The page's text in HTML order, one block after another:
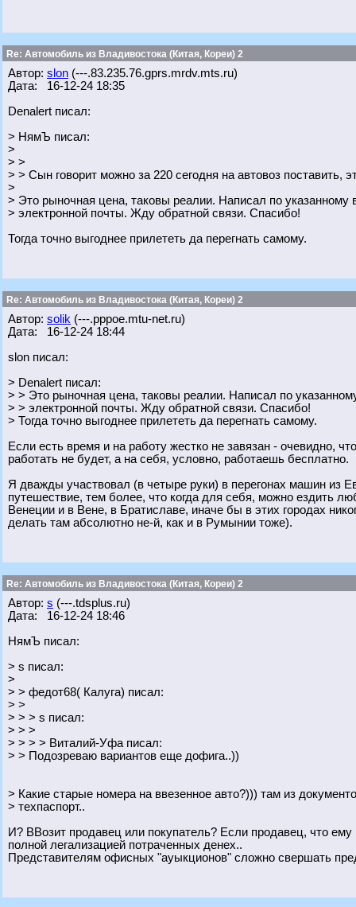
Re: Автомобиль из Владивостока (Китая, Кореи) 2
Автор: slon (---.83.235.76.gprs.mrdv.mts.ru)
Дата: 16-12-24 18:35
Denalert писал:
> НямЪ писал:
>
> >
> > Сын говорит можно за 220 сегодня на автовоз поставить,
>
> Это рыночная цена, таковы реалии. Написал по указанному
> электронной почты. Жду обратной связи. Спасибо!
Тогда точно выгоднее прилететь да перегнать самому.
Re: Автомобиль из Владивостока (Китая, Кореи) 2
Автор: solik (---.pppoe.mtu-net.ru)
Дата: 16-12-24 18:44
slon писал:
> Denalert писал:
> > Это рыночная цена, таковы реалии. Написал по
> > электронной почты. Жду обратной связи. Спасибо!
> Тогда точно выгоднее прилететь да перегнать самому.
Если есть время и на работу жестко не завязан - очевидно,
работать не будет, а на себя, условно, работаешь бесплатно.
Я дважды участвовал (в четыре руки) в перегонах машин из
путешествие, тем более, что когда для себя, можно ездить
Венеции и в Вене, в Братиславе, иначе бы в этих городах
делать там абсолютно не-й, как и в Румынии тоже).
Re: Автомобиль из Владивостока (Китая, Кореи) 2
Автор: s (---.tdsplus.ru)
Дата: 16-12-24 18:46
НямЪ писал:
> s писал:
>
> > федот68( Калуга) писал:
> >
> > > s писал:
> > >
> > > > Виталий-Уфа писал:
> > Подозреваю вариантов еще дофига..))
> Какие старые номера на ввезенное авто?))) там из
> техпаспорт..
И? ВВозит продавец или покупатель? Если продавец, что
полной легализацией потраченных денех..
Представителям офисных "ауыкционов" сложно свершать